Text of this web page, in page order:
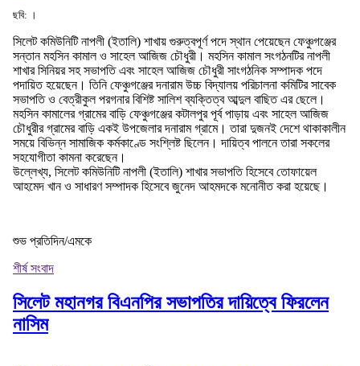
ছবি: ।
সিলেট কমিউনিটি নাপলী (ইতালি) শাখায় গুরুত্বপূর্ণ পদে স্থান পেয়েছেন ফেঞ্চুগঞ্জের
সন্তান মহসিন কামাল ও সাহেল আজিজ চৌধুরী। মহসিন কামাল সংগঠনটির নাপলী
শাখার সিনিয়র সহ সভাপতি এবং সাহেল আজিজ চৌধুরী সাংগঠনিক সম্পাদক পদে
পদায়িত হয়েছেন। তিনি ফেঞ্চুগঞ্জের দনারাম উচ্চ বিদ্যালয় পরিচালনা কমিটির সাবেক
সভাপতি ও বেত্রীকুল পরগনার বিশিষ্ট সালিশ ব্যক্তিত্ব আব্দুল বাছিত এর ছেলে।
মহসিন কামালের গ্রামের বাড়ি ফেঞ্চুগঞ্জের কটালপুর পূর্ব পাড়ায় এবং সাহেল আজিজ
চৌধুরীর গ্রামের বাড়ি একই উপজেলার দনারাম গ্রামে। তারা দুজনই দেশে থাকাকালীন
সময়ে বিভিন্ন সামাজিক কর্মকাণ্ডে সংশ্লিষ্ট ছিলেন। দায়িত্ব পালনে তারা সকলের
সহযোগীতা কামনা করেছেন।
উল্লেখ্য, সিলেট কমিউনিটি নাপলী (ইতালি) শাখার সভাপতি হিসেবে তোফায়েল
আহমেদ খান ও সাধারণ সম্পাদক হিসেবে জুনেদ আহমদকে মনোনীত করা হয়েছে।
শুভ প্রতিদিন/এমকে
শীর্ষ সংবাদ
সিলেট মহানগর বিএনপির সভাপতির দায়িত্বে ফিরলেন
নাসিম